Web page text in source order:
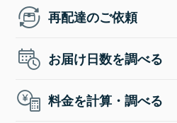
再配達のご依頼
お届け日数を調べる
料金を計算・調べる